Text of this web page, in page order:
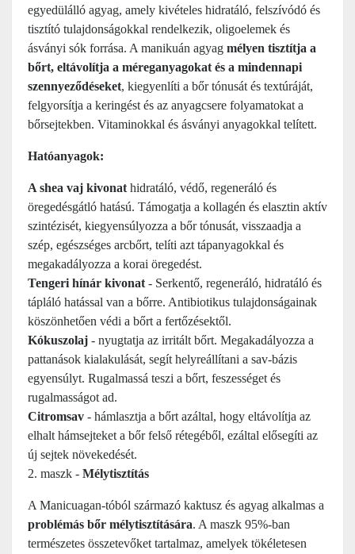
egyedülálló agyag, amely kivételes hidratáló, felszívódó és
tisztító tulajdonságokkal rendelkezik, oligoelemek és
ásványi sók forrása. A manikuán agyag mélyen tisztítja a
bőrt, eltávolítja a méreganyagokat és a mindennapi
szennyeződéseket, kiegyenlíti a bőr tónusát és textúráját,
felgyorsítja a keringést és az anyagcsere folyamatokat a
bőrsejtekben. Vitaminokkal és ásványi anyagokkal telített.
Hatóanyagok:
A shea vaj kivonat hidratáló, védő, regeneráló és
öregedésgátló hatású. Támogatja a kollagén és elasztin aktív
szintézisét, kiegyensúlyozza a bőr tónusát, visszaadja a
szép, egészséges arcbőrt, telíti azt tápanyagokkal és
megakadályozza a korai öregedést.
Tengeri hínár kivonat - Serkentő, regeneráló, hidratáló és
tápláló hatással van a bőrre. Antibiotikus tulajdonságainak
köszönhetően védi a bőrt a fertőzésektől.
Kókuszolaj - nyugtatja az irritált bőrt. Megakadályozza a
pattanások kialakulását, segít helyreállítani a sav-bázis
egyensúlyt. Rugalmassá teszi a bőrt, feszességet és
rugalmasságot ad.
Citromsav - hámlasztja a bőrt azáltal, hogy eltávolítja az
elhalt hámsejteket a bőr felső rétegéből, ezáltal elősegíti az
új sejtek növekedését.
2. maszk - Mélytisztítás
A Manicuagan-tóból származó kaktusz és agyag alkalmas a
problémás bőr mélytisztítására. A maszk 95%-ban
természetes összetevőket tartalmaz, amelyek tökéletesen